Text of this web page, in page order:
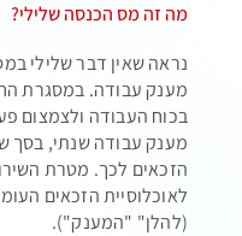
מה זה מס הכנסה שלילי?
נראה שאין דבר שלילי
מענק עבודה. במסגרת
בכוח העבודה ולצמצום
הזכאים לכך. מטרת
לאוכלוסיית הזכאים
(להלן" "המענק").